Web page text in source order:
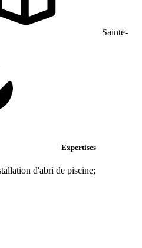
Sainte-
Expertises
d'abri de piscine;